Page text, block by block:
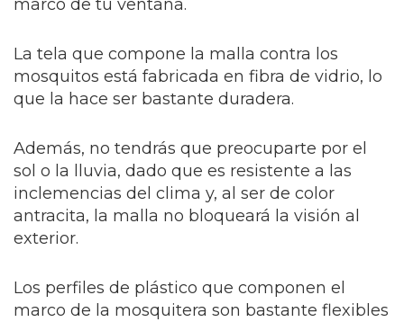
marco de tu ventana.
La tela que compone la malla contra los
mosquitos está fabricada en fibra de vidrio, lo
que la hace ser bastante duradera.
Además, no tendrás que preocuparte por el
sol o la lluvia, dado que es resistente a las
inclemencias del clima y, al ser de color
antracita, la malla no bloqueará la visión al
exterior.
Los perfiles de plástico que componen el
marco de la mosquitera son bastante flexibles